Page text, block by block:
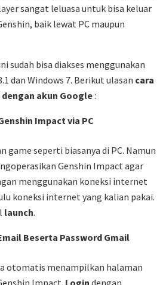
sangat leluasa untuk bisa keluar
baik lewat PC maupun
sudah bisa diakses menggunakan
dan Windows 7. Berikut ulasan cara
akun Google:
Impact via PC
game seperti biasanya di PC. Namun
Genshin Impact agar
menggunakan koneksi internet
koneksi internet yang kalian pakai.
launch.
Beserta Password Gmail
otomatis menampilkan halaman